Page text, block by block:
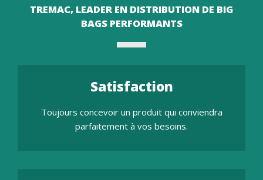
TREMAC, LEADER EN DISTRIBUTION DE BIG
BAGS PERFORMANTS
Satisfaction
Toujours concevoir un produit qui conviendra
parfaitement à vos besoins.